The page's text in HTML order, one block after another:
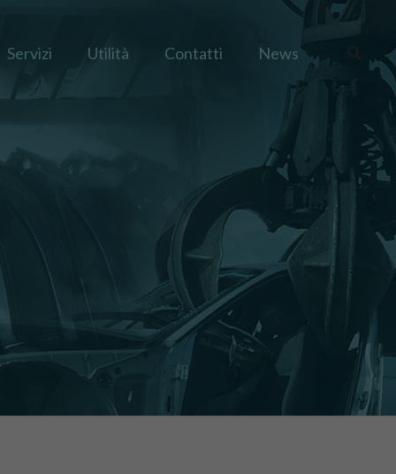
Servizi Utilità Contatti News